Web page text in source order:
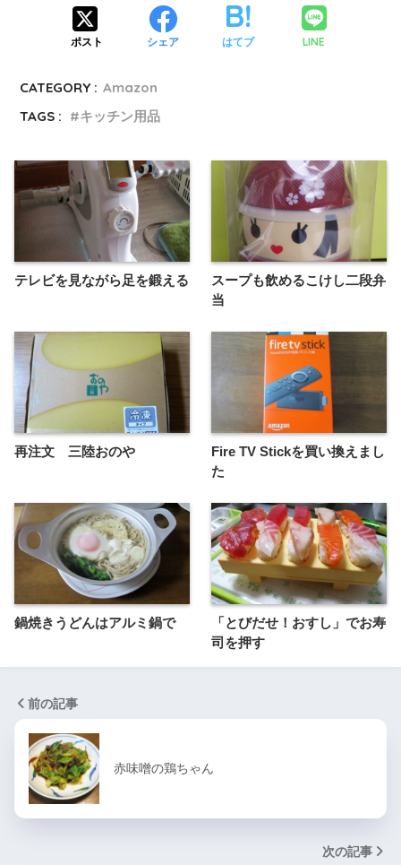
ポスト シェア はてブ LINE
CATEGORY : Amazon
TAGS :
キッチン用品
テレビを見ながら足を鍛える
スープも飲めるこけし二段弁
当
再注文 三陸おのや
Fire TV Stickを買い換えまし
た
鍋焼きうどんはアルミ鍋で
「とびだせ！おすし」でお寿
司を押す
前の記事
赤味噌の鶏ちゃん
次の記事